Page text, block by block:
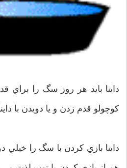
داينا بايد هر روز سگ را براي
كوچولو قدم زدن و يا دويدن با
داينا بازي كردن با سگ را